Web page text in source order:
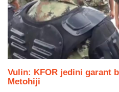
Vulin: KFOR jedini garant
Metohiji